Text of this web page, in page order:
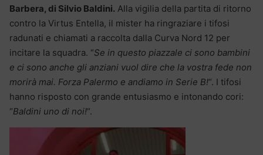
Barbera, di Silvio Baldini. Alla vigilia della partita di ritorno
contro la Virtus Entella, il mister ha ringraziare i tifosi
radunati e chiamati a raccolta dalla Curva Nord 12 per
incitare la squadra. “Se in questo piazzale ci sono bambini
e ci sono anche gli anziani vuol dire che la vostra fede non
morirà mai. Forza Palermo e andiamo in Serie B!“. I tifosi
hanno risposto con grande entusiasmo e intonando cori:
“Baldini uno di noi!“.